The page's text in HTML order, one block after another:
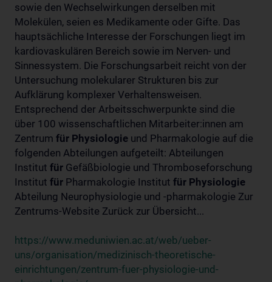
sowie den Wechselwirkungen derselben mit
Molekülen, seien es Medikamente oder Gifte. Das
hauptsächliche Interesse der Forschungen liegt im
kardiovaskulären Bereich sowie im Nerven- und
Sinnessystem. Die Forschungsarbeit reicht von der
Untersuchung molekularer Strukturen bis zur
Aufklärung komplexer Verhaltensweisen.
Entsprechend der Arbeitsschwerpunkte sind die
über 100 wissenschaftlichen Mitarbeiter:innen am
Zentrum für Physiologie und Pharmakologie auf die
folgenden Abteilungen aufgeteilt: Abteilungen
Institut für Gefäßbiologie und Thromboseforschung
Institut für Pharmakologie Institut für Physiologie
Abteilung Neurophysiologie und -pharmakologie Zur
Zentrums-Website Zurück zur Übersicht...
https://www.meduniwien.ac.at/web/ueber-
uns/organisation/medizinisch-theoretische-
einrichtungen/zentrum-fuer-physiologie-und-